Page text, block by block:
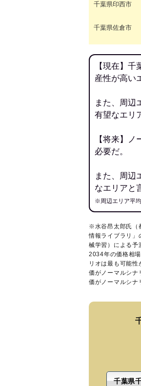
千葉県印西市
千葉県佐倉市
【現在】
産性が高い
また、周辺
有望なエリ
【将来】
必要だ。
また、周辺
なエリアと
※周辺エリア平
※水谷昂太郎氏（
情報ライブラリ
械学習）による
2034年の価格相
リオは最も可能
価がノーマルシナ
価がノーマルシナ
千葉県